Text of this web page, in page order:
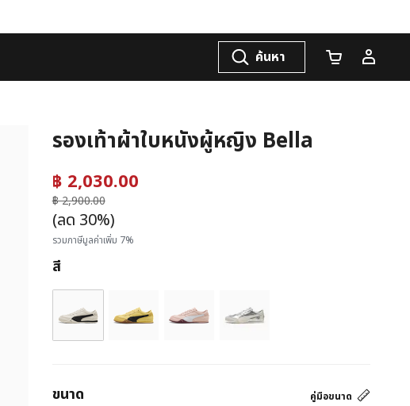
ค้นหา จำนวนรถเข็น
รองเท้าผ้าใบหนังผู้หญิง Bella
฿ 2,030.00ราคาลดลงจาก
฿ 2,900.00
ถึง
(ลด 30%)
รวมภาษีมูลค่าเพิ่ม 7%
สี
คู่มือขนาด
ขนาด